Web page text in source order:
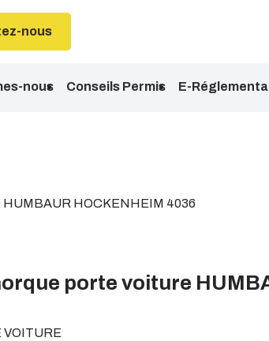
nous
nous Conseils Permis E-
HUMBAUR HOCKENHEIM 4036
porte voiture
VOITURE